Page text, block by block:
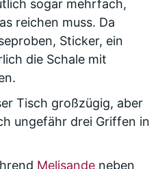
sogar mehrfach,
reichen muss. Da
Sticker, ein
die Schale mit
Tisch großzügig, aber
ungefähr drei Griffen in
Melisande neben